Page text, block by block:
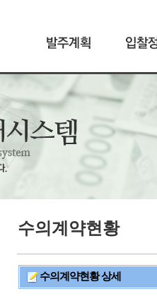
수의계약현황
수의계약현황 상세